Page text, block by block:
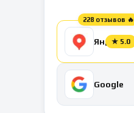
228 отзывов 🔥
Яндекс
★ 5.0
Google